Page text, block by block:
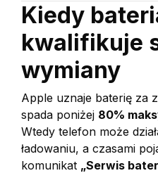
Kiedy
kwalifikuje
wymiany
Apple uznaje baterię za
spada poniżej 80%
Wtedy telefon może
ładowaniu, a czasami
komunikat „Serwis